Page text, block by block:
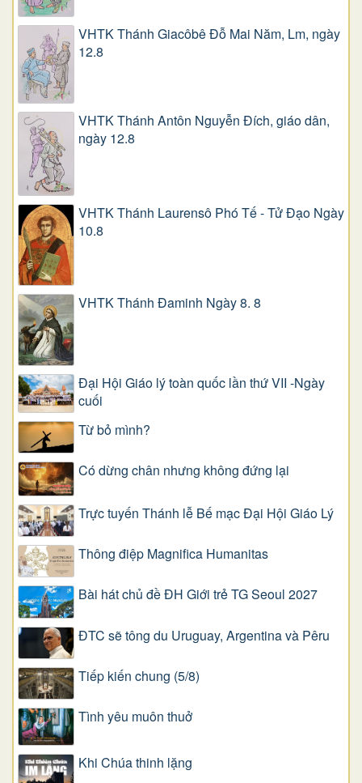
VHTK Thánh Giacôbê Ðỗ Mai Năm, Lm, ngày
12.8
VHTK Thánh Antôn Nguyễn Ðích, giáo dân,
ngày 12.8
VHTK Thánh Laurensô Phó Tế - Tử Đạo Ngày
10.8
VHTK Thánh Đaminh Ngày 8. 8
Đại Hội Giáo lý toàn quốc lần thứ VII -Ngày
cuối
Từ bỏ mình?
Có dừng chân nhưng không đứng lại
Trực tuyến Thánh lễ Bế mạc Đại Hội Giáo Lý
Thông điệp Magnifica Humanitas
Bài hát chủ đề ĐH Giới trẻ TG Seoul 2027
ĐTC sẽ tông du Uruguay, Argentina và Pêru
Tiếp kiến chung (5/8)
Tình yêu muôn thuở
Khi Chúa thinh lặng